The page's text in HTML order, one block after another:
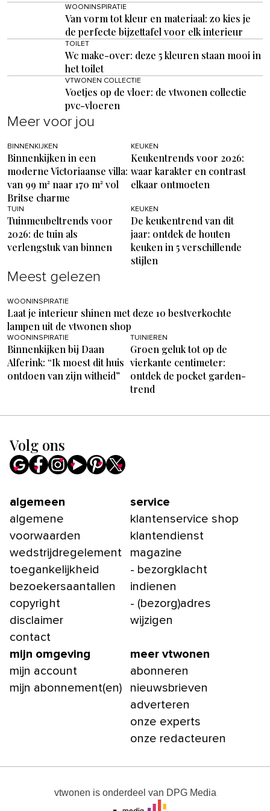
WOONINSPIRATIE
Van vorm tot kleur en materiaal: zo kies je
de perfecte bijzettafel voor elk interieur
TOILET
Wc make-over: deze 5 kleuren staan mooi in
het toilet
VTWONEN COLLECTIE
Voetjes op de vloer: de vtwonen collectie
pvc-vloeren
Meer voor jou
BINNENKIJKEN
Binnenkijken in een
moderne Victoriaanse villa:
van 99 m² naar 170 m² vol
Britse charme
KEUKEN
Keukentrends voor 2026:
waar karakter en contrast
elkaar ontmoeten
TUIN
Tuinmeubeltrends voor
2026: de tuin als
verlengstuk van binnen
KEUKEN
De keukentrend van dit
jaar: ontdek de houten
keuken in 5 verschillende
stijlen
Meest gelezen
WOONINSPIRATIE
Laat je interieur shinen met deze 10 bestverkochte
lampen uit de vtwonen shop
WOONINSPIRATIE
Binnenkijken bij Daan
Alferink: “Ik moest dit huis
ontdoen van zijn witheid”
TUINIEREN
Groen geluk tot op de
vierkante centimeter:
ontdek de pocket garden-
trend
Volg ons
algemeen
algemene
voorwaarden
wedstrijdregelement
toegankelijkheid
bezoekersaantallen
copyright
disclaimer
contact
service
klantenservice shop
klantendienst
magazine
- bezorgklacht
indienen
- (bezorg)adres
wijzigen
mijn omgeving
mijn account
mijn abonnement(en)
meer vtwonen
abonneren
nieuwsbrieven
adverteren
onze experts
onze redacteuren
vtwonen is onderdeel van DPG Media